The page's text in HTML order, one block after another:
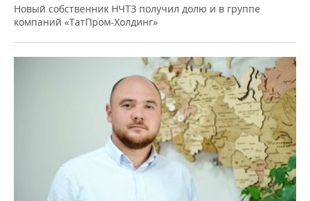
Новый собственник НЧТЗ получил долю и в группе
компаний «ТатПром-Холдинг»